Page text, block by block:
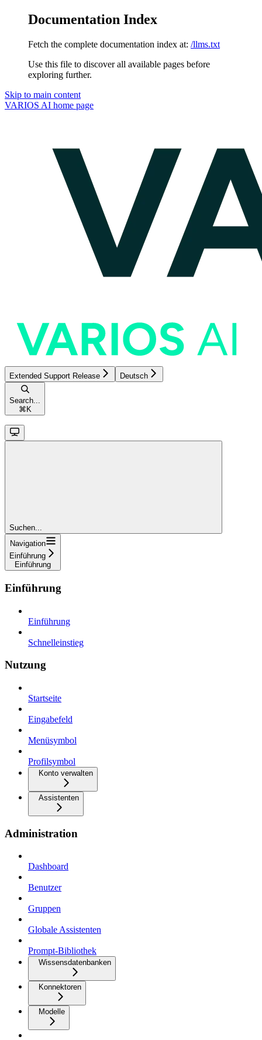
Documentation Index
Fetch the complete documentation index at: /llms.txt
Use this file to discover all available pages before
exploring further.
Skip to main content
VARIOS AI home page
Extended Support Release Deutsch
Search...
⌘ K
Suchen...
Navigation
Einführung
Einführung
Einführung
Einführung
Schnelleinstieg
Nutzung
Startseite
Eingabefeld
Menüsymbol
Profilsymbol
Konto verwalten
Assistenten
Administration
Dashboard
Benutzer
Gruppen
Globale Assistenten
Prompt-Bibliothek
Wissensdatenbanken
Konnektoren
Modelle